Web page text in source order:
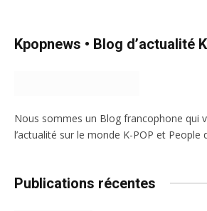
Kpopnews • Blog d’actualité
Nous sommes un Blog francophone qui
l’actualité sur le monde K-POP et People
Publications récentes